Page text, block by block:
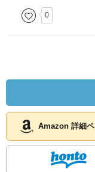
0
Amazon 詳細